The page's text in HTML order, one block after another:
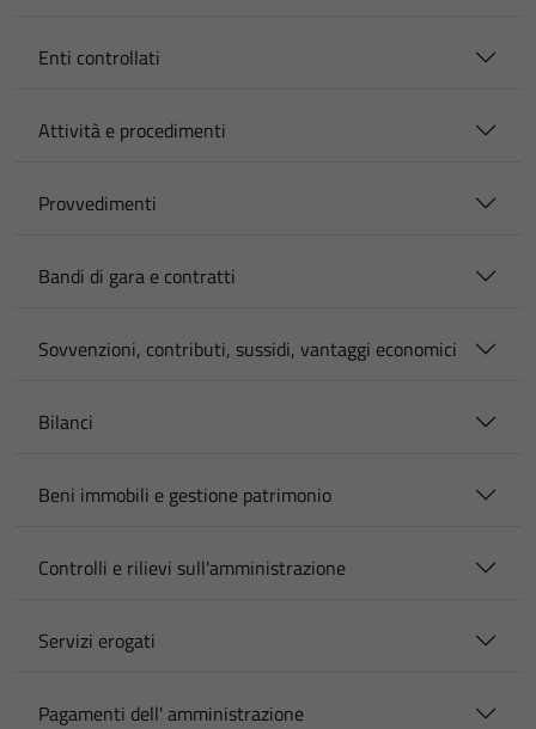
Enti controllati
Attività e procedimenti
Provvedimenti
Bandi di gara e contratti
Sovvenzioni, contributi, sussidi, vantaggi economici
Bilanci
Beni immobili e gestione patrimonio
Controlli e rilievi sull'amministrazione
Servizi erogati
Pagamenti dell' amministrazione